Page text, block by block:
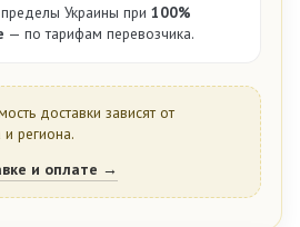
Украины при 100%
— по тарифам перевозчика.
доставки зависят от
региона.
и оплате →